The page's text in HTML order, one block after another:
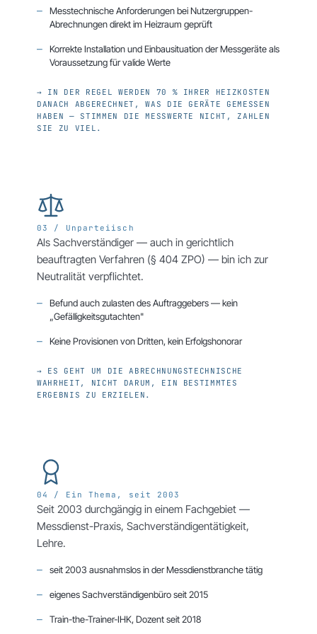
Messtechnische Anforderungen bei Nutzergruppen-
Abrechnungen direkt im Heizraum geprüft
Korrekte Installation und Einbausituation der Messgeräte als
Voraussetzung für valide Werte
→ IN DER REGEL WERDEN 70 % IHRER HEIZKOSTEN
DANACH ABGERECHNET, WAS DIE GERÄTE GEMESSEN
HABEN — STIMMEN DIE MESSWERTE NICHT, ZAHLEN
SIE ZU VIEL.
03 / Unparteiisch
Als Sachverständiger — auch in gerichtlich
beauftragten Verfahren (§ 404 ZPO) — bin ich zur
Neutralität verpflichtet.
Befund auch zulasten des Auftraggebers — kein
„Gefälligkeitsgutachten"
Keine Provisionen von Dritten, kein Erfolgshonorar
→ ES GEHT UM DIE ABRECHNUNGSTECHNISCHE
WAHRHEIT, NICHT DARUM, EIN BESTIMMTES
ERGEBNIS ZU ERZIELEN.
04 / Ein Thema, seit 2003
Seit 2003 durchgängig in einem Fachgebiet —
Messdienst-Praxis, Sachverständigentätigkeit,
Lehre.
seit 2003 ausnahmslos in der Messdienstbranche tätig
eigenes Sachverständigenbüro seit 2015
Train-the-Trainer-IHK, Dozent seit 2018